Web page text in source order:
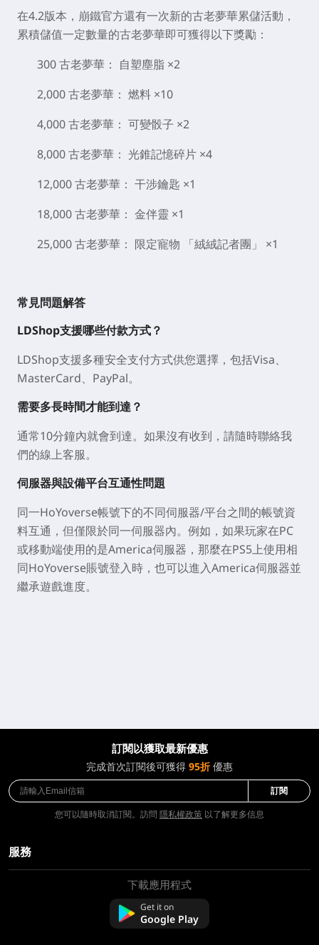
在4.2版本，崩鐵官方還有一次新的古老夢華累儲活動，
累積儲值一定數量的古老夢華即可獲得以下獎勵：
300 古老夢華： 自塑塵脂 ×2
2,000 古老夢華： 燃料 ×10
4,000 古老夢華： 可變骰子 ×2
8,000 古老夢華： 光錐記憶碎片 ×4
12,000 古老夢華： 干涉鑰匙 ×1
18,000 古老夢華： 金伴靈 ×1
25,000 古老夢華： 限定寵物 「絨絨記者團」 ×1
常見問題解答
LDShop支援哪些付款方式？
LDShop支援多種安全支付方式供您選擇，包括Visa、
MasterCard、PayPal。
需要多長時間才能到達？
通常10分鐘內就會到達。如果沒有收到，請隨時聯絡我
們的線上客服。
伺服器與設備平台互通性問題
同一HoYoverse帳號下的不同伺服器/平台之間的帳號資
料互通，但僅限於同一伺服器內。例如，如果玩家在PC
或移動端使用的是America伺服器，那麼在PS5上使用相
同HoYoverse賬號登入時，也可以進入America伺服器並
繼承遊戲進度。
訂閱以獲取最新優惠
完成首次訂閱後可獲得 95折優惠
訂閱
您可以隨時取消訂閱。訪問 隱私權政策 以了解更多信息
服務
下載應用程式
Get it on
Google Play